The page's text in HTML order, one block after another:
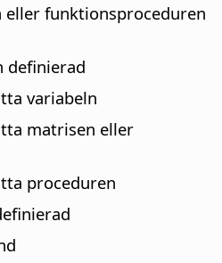
eller funktionsproceduren
definierad
variabeln
matrisen eller
proceduren